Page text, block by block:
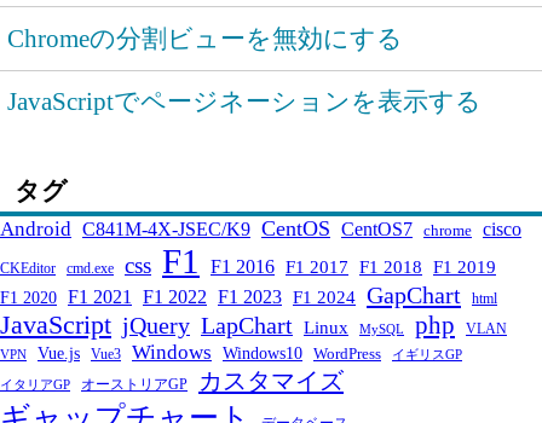
Chromeの分割ビューを無効にする
JavaScriptでページネーションを表示する
タグ
Android C841M-4X-JSEC/K9 CentOS CentOS7 chrome cisco
CKEditor cmd.exe css F1 F1 2016 F1 2017 F1 2018 F1 2019
F1 2020 F1 2021 F1 2022 F1 2023 F1 2024 GapChart html
JavaScript jQuery LapChart Linux MySQL php VLAN
VPN Vue.js Vue3 Windows Windows10 WordPress イギリスGP
イタリアGP オーストリアGP カスタマイズ